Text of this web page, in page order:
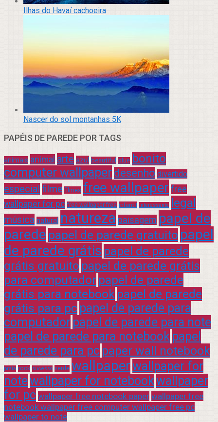
Ilhas do Havaí cachoeira
Nascer do sol montanhas 5K
PAPÉIS DE PAREDE POR TAGS
animais animal arte azul beautiful blue bonito
computer wallpaper desenho divertido
especial filme filmes free wallpaper free
wallpaper for pc free wallpaper free infantil interessante legal
música natural natureza paisagem papel de
parede papel de parede gratuito papel
de parede grátis papel de parede
grátis gratuito papel de parede grátis
para computador papel de parede
grátis para notebook papel de parede
grátis para pc papel de parede para
computador papel de parede para note
papel de parede para notebook papel
de parede para pc paper wall notebook
praia rock sucesso verde wallpaperwallpaper for
notewallpaper for notebookwallpaper
for pc wallpaper free notebook paper wallpaper free
notebook wallpaper free computer wallpaper free pc
wallpaper to note